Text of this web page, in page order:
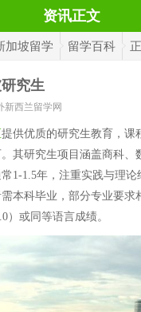
资讯正文
加坡留学 留学百科
究生
新西兰留学网
提供优质的研究生教育，课
其研究生项目涵盖商科、
1-1.5年，注重实践与理
本科毕业，部分专业要求
）或同等语言成绩。